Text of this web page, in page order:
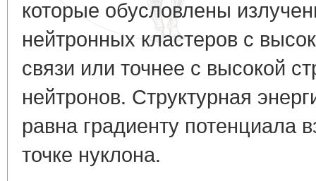
которые обусловлены
нейтронных кластеров с
связи или точнее с высокой
нейтронов. Структурная
равна градиенту потенциала
точке нуклона.